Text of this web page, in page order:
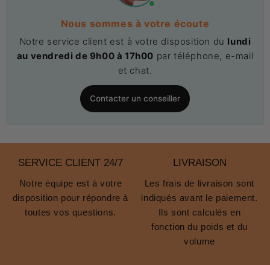
Nous sommes à votre écoute
Notre service client est à votre disposition du lundi
au vendredi de 9h00 à 17h00 par téléphone, e-mail
et chat.
Contacter un conseiller
SERVICE CLIENT 24/7
Notre équipe est à votre
disposition pour répondre à
toutes vos questions.
LIVRAISON
Les frais de livraison sont
indiqués avant le paiement.
Ils sont calculés en
fonction du poids et du
volume